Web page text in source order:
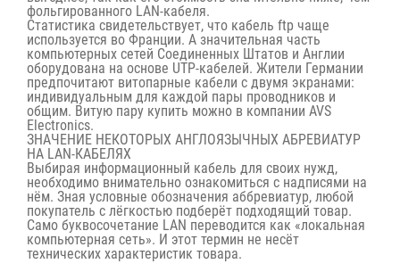
фольгированного LAN-кабеля.
Статистика свидетельствует, что кабель ftp чаще
используется во Франции. А значительная часть
компьютерных сетей Соединенных Штатов и Англии
оборудована на основе UTP-кабелей. Жители Германии
предпочитают витопарные кабели с двумя экранами:
индивидуальным для каждой пары проводников и
общим. Витую пару купить можно в компании AVS
Electronics.
ЗНАЧЕНИЕ НЕКОТОРЫХ АНГЛОЯЗЫЧНЫХ АБРЕВИАТУР
НА LAN-КАБЕЛЯХ
Выбирая информационный кабель для своих нужд,
необходимо внимательно ознакомиться с надписями на
нём. Зная условные обозначения аббревиатур, любой
покупатель с лёгкостью подберёт подходящий товар.
Само буквосочетание LAN переводится как «локальная
компьютерная сеть». И этот термин не несёт
технических характеристик товара.